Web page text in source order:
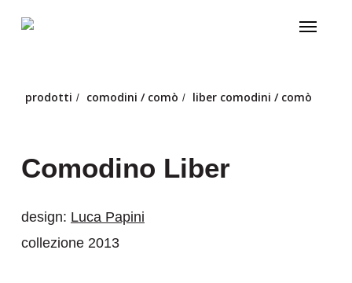
Menu
prodotti / comodini / comò / liber comodini / comò
Comodino Liber
design: Luca Papini
collezione 2013